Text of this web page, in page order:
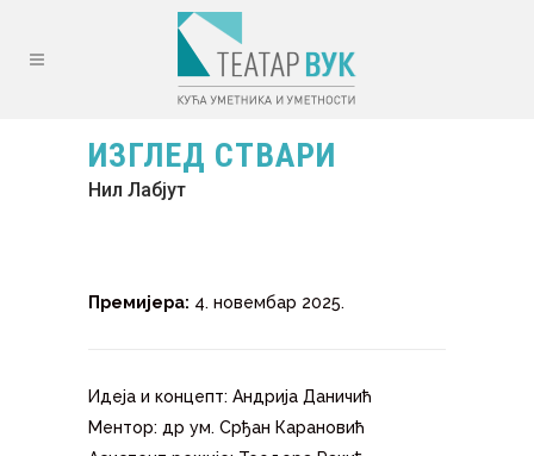
ИЗГЛЕД СТВАРИ
Нил Лабјут
Премијера: 4. новембар 2025.
Идеја и концепт: Андрија Даничић
Ментор: др ум. Срђан Карановић